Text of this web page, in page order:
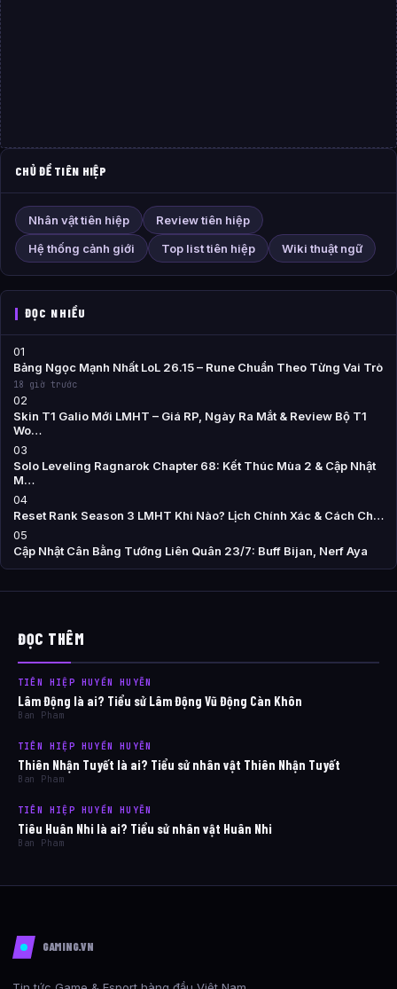
CHỦ ĐỀ TIÊN HIỆP
Nhân vật tiên hiệp
Review tiên hiệp
Hệ thống cảnh giới
Top list tiên hiệp Wiki thuật ngữ
ĐỌC NHIỀU
01
Bảng Ngọc Mạnh Nhất LoL 26.15 – Rune Chuẩn Theo Từng Vai Trò
18 giờ trước
02
Skin T1 Galio Mới LMHT – Giá RP, Ngày Ra Mắt & Review Bộ T1
Wo…
03
Solo Leveling Ragnarok Chapter 68: Kết Thúc Mùa 2 & Cập Nhật
M…
04
Reset Rank Season 3 LMHT Khi Nào? Lịch Chính Xác & Cách Ch…
05
Cập Nhật Cân Bằng Tướng Liên Quân 23/7: Buff Bijan, Nerf Aya
ĐỌC THÊM
TIÊN HIỆP HUYỀN HUYỄN
Lâm Động là ai? Tiểu sử Lâm Động Vũ Động Càn Khôn
Ban Pham
TIÊN HIỆP HUYỀN HUYỄN
Thiên Nhận Tuyết là ai? Tiểu sử nhân vật Thiên Nhận Tuyết
Ban Pham
TIÊN HIỆP HUYỀN HUYỄN
Tiêu Huân Nhi là ai? Tiểu sử nhân vật Huân Nhi
Ban Pham
GAMING.VN